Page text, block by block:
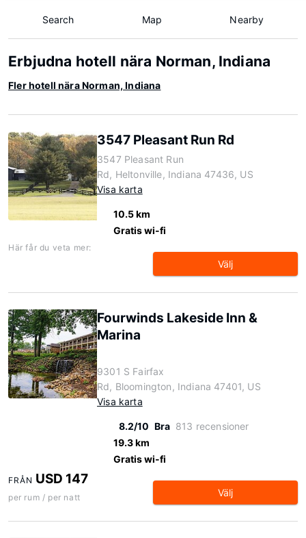
Search Map Nearby
Erbjudna hotell nära Norman, Indiana
Fler hotell nära Norman, Indiana
3547 Pleasant Run Rd
3547 Pleasant Run
Rd, Heltonville, Indiana 47436, US
Visa karta
10.5 km
Gratis wi-fi
Här får du veta mer:
Välj
Fourwinds Lakeside Inn &
Marina
9301 S Fairfax
Rd, Bloomington, Indiana 47401, US
Visa karta
8.2/10 Bra 813 recensioner
19.3 km
Gratis wi-fi
FRÅN USD 147
per rum / per natt Välj